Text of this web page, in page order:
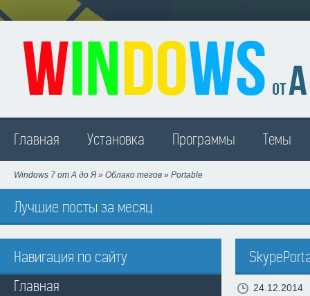
Главная Установка Программы Темы
Windows 7 от А до Я » Облако тегов » Portable
Лучшие посты за месяц
Навигация по сайту
Главная
24.12.2014